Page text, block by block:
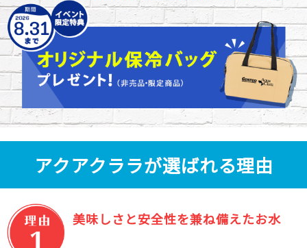
アクアクララが選ばれる理由
美味しさと安全性を兼ね備えたお水